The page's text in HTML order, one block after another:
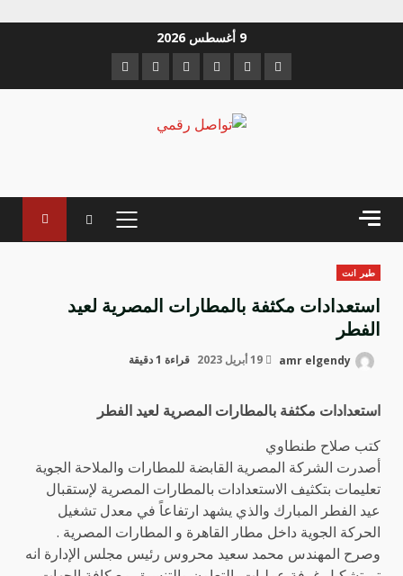
9 أغسطس 2026
Facebook
Twitter
Linkedin
VK
Youtube
Instagram
القائمة
الرئيسية
طير انت
استعدادات مكثفة بالمطارات المصرية لعيد
الفطر
قراءة 1 دقيقة
استعدادات مكثفة بالمطارات المصرية لعيد الفطر
كتب صلاح طنطاوي
أصدرت الشركة المصرية القابضة للمطارات والملاحة الجوية
تعليمات بتكثيف الاستعدادات بالمطارات المصرية لإستقبال
عيد الفطر المبارك والذي يشهد ارتفاعاً في معدل تشغيل
الحركة الجوية داخل مطار القاهرة و المطارات المصرية .
وصرح المهندس محمد سعيد محروس رئيس مجلس الإدارة انه